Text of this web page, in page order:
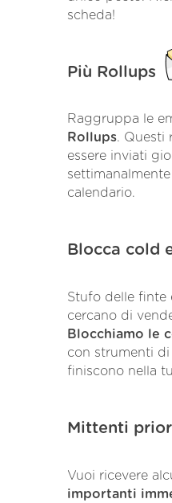
scheda!
Più Rollups
Raggruppa le
Rollups. Questi
essere inviati
calendario.
Blocca cold
Stufo delle finte
cercano di
Blocchiamo le
con strumenti di
finiscono nella
Mittenti
Vuoi ricevere
importanti